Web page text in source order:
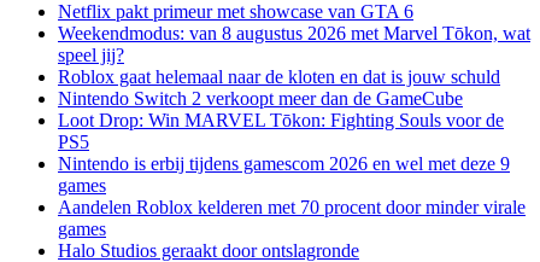
Netflix pakt primeur met showcase van GTA 6
Weekendmodus: van 8 augustus 2026 met Marvel Tōkon, wat
speel jij?
Roblox gaat helemaal naar de kloten en dat is jouw schuld
Nintendo Switch 2 verkoopt meer dan de GameCube
Loot Drop: Win MARVEL Tōkon: Fighting Souls voor de
PS5
Nintendo is erbij tijdens gamescom 2026 en wel met deze 9
games
Aandelen Roblox kelderen met 70 procent door minder virale
games
Halo Studios geraakt door ontslagronde